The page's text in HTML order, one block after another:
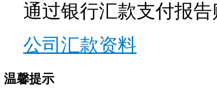
通过银行汇款支付报
公司汇款资料
温馨提示